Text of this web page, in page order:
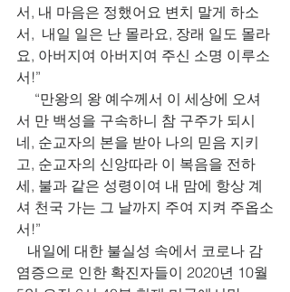
서, 내 마음은 정했어요 변치 말게 하소
서,  내일 일은 난 몰라요, 장래 일도 몰라
요, 아버지여 아버지여 주신 소명 이루소
서!”
“만왕의 왕 예수께서 이 세상에 오셔
서 만 백성을 구속하니 참 구주가 되시
네, 순교자의 본을 받아 나의 믿음 지키
고, 순교자의 신앙따라 이 복음을 전하
세, 불과 같은 성령이여 내 맘에 항상 계
셔 천국 가는 그 날까지 주여 지켜 주옵소
서!”
내일에 대한 불실성 속에서 코로나 감
염증으로 인한 확진자들이 2020년 10월